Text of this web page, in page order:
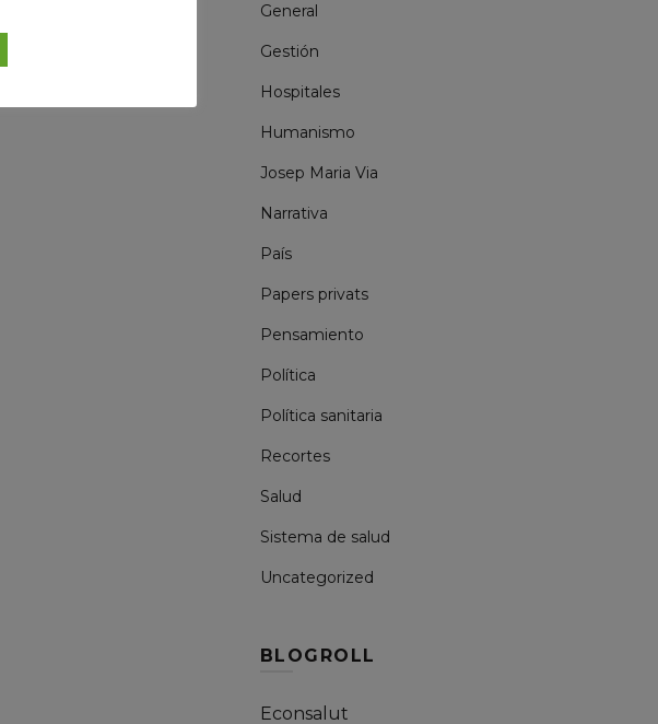
General
Gestión
Hospitales
Humanismo
Josep Maria Via
Narrativa
País
Papers privats
Pensamiento
Política
Política sanitaria
Recortes
Salud
Sistema de salud
Uncategorized
BLOGROLL
Econsalut